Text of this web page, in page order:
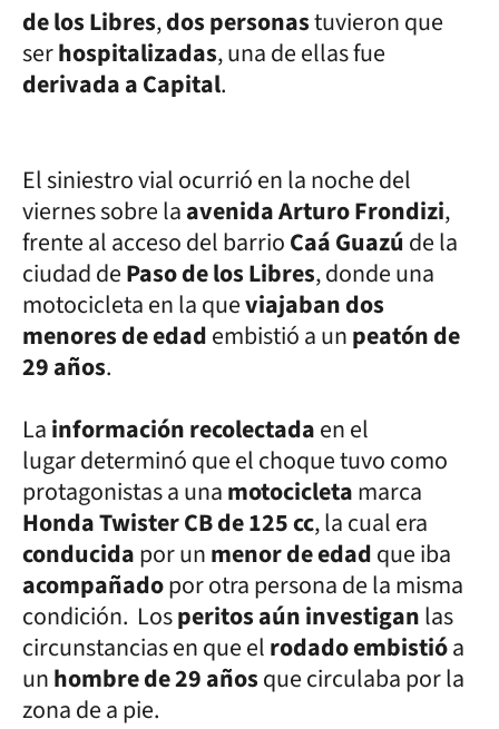
de los Libres,dos personastuvieron que
serhospitalizadas, una de ellas fue
derivada a Capital.
El siniestro vial ocurrió en la noche del
viernes sobre laavenida Arturo Frondizi,
frente al acceso del barrioCaá Guazú de la
ciudad dePaso de los Libres, donde una
motocicleta en la queviajaban dos
menores de edadembistió a unpeatón de
29 años.
Lainformación recolectadaen el
lugar determinó que el choque tuvo como
protagonistas a unamotocicletamarca
Honda Twister CB de 125 cc, la cual era
conducidapor unmenor de edadque iba
acompañadopor otra persona de la misma
condición. Losperitos aún investiganlas
circunstancias en que elrodado embistióa
unhombre de 29 añosque circulaba por la
zona de a pie.